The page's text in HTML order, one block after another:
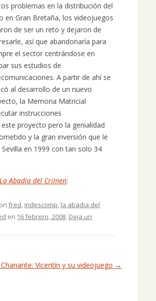
problemas en la distribución del
en Gran Bretaña, los videojuegos
de ser un reto y dejaron de
así que abandonaría para
el sector centrándose en
sus estudios de
A partir de ahí se
al desarrollo de un nuevo
la Memoria Matricial
instrucciones
proyecto pero la genialidad
y la gran inversión que le
en 1999 con tan solo 34
La Abadía del Crímen:
fred, indescomp, la abadia del
en 16 febrero, 2008. Deja un
Vicentín y su videojuego →